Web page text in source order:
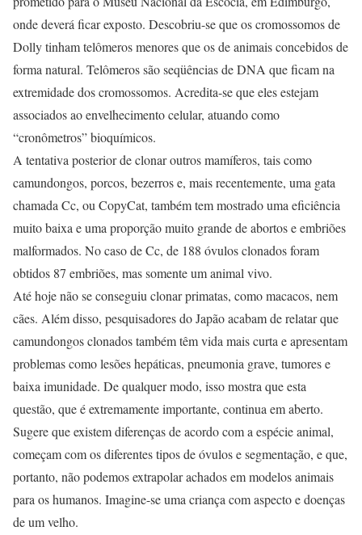
onde deverá ficar exposto. Descobriu-se que os cromossomos de
Dolly tinham telômeros menores que os de animais concebidos de
forma natural. Telômeros são seqüências de DNA que ficam na
extremidade dos cromossomos. Acredita-se que eles estejam
associados ao envelhecimento celular, atuando como
“cronômetros” bioquímicos.
A tentativa posterior de clonar outros mamíferos, tais como
camundongos, porcos, bezerros e, mais recentemente, uma gata
chamada Cc, ou CopyCat, também tem mostrado uma eficiência
muito baixa e uma proporção muito grande de abortos e embriões
malformados. No caso de Cc, de 188 óvulos clonados foram
obtidos 87 embriões, mas somente um animal vivo.
Até hoje não se conseguiu clonar primatas, como macacos, nem
cães. Além disso, pesquisadores do Japão acabam de relatar que
camundongos clonados também têm vida mais curta e apresentam
problemas como lesões hepáticas, pneumonia grave, tumores e
baixa imunidade. De qualquer modo, isso mostra que esta
questão, que é extremamente importante, continua em aberto.
Sugere que existem diferenças de acordo com a espécie animal,
começam com os diferentes tipos de óvulos e segmentação, e que,
portanto, não podemos extrapolar achados em modelos animais
para os humanos. Imagine-se uma criança com aspecto e doenças
de um velho.